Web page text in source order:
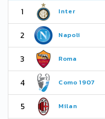
1 Inter
2 Napoli
3 Roma
4 Como 1907
5 Milan